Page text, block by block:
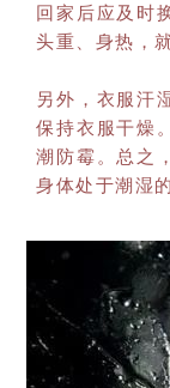
回家后应及时
头重、身热，
另外，衣服汗
保持衣服干燥
潮防霉。总之
身体处于潮湿